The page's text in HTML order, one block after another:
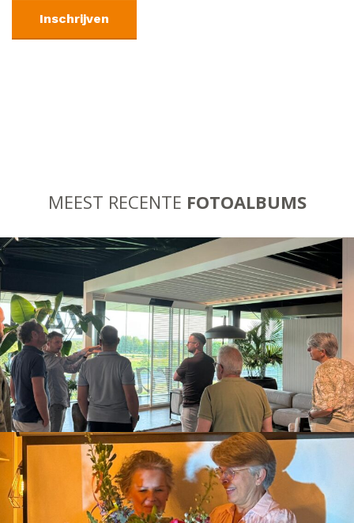
MEEST RECENTE FOTOALBUMS